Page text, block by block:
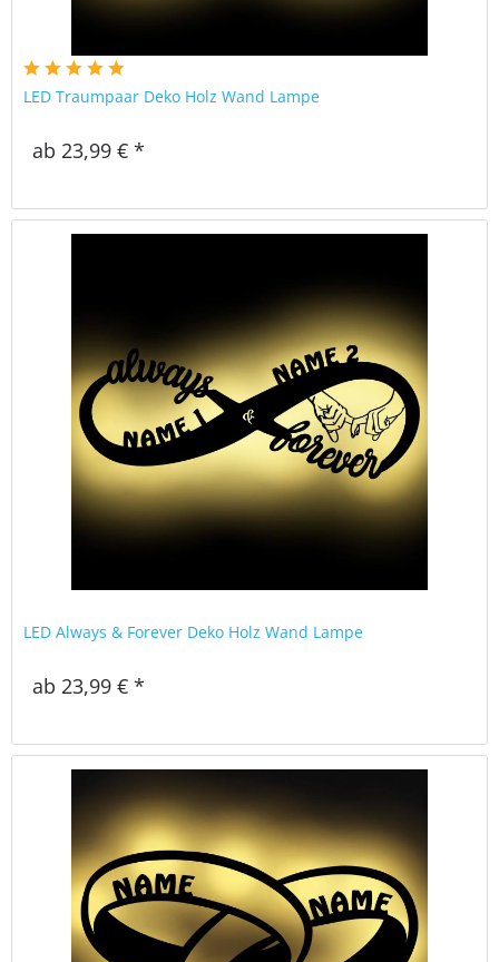
LED Traumpaar Deko Holz Wand Lampe
ab 23,99 € *
LED Always & Forever Deko Holz Wand Lampe
ab 23,99 € *